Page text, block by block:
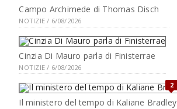
Campo Archimede di Thomas Disch
NOTIZIE / 6/08/2026
Cinzia Di Mauro parla di Finisterrae
NOTIZIE / 6/08/2026
2
Il ministero del tempo di Kaliane Bradley